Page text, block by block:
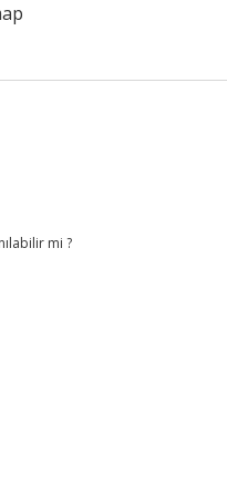
mi ?